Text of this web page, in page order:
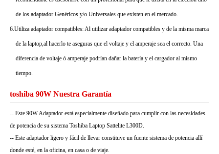
de los adaptador Genéricos y/o Universales que existen en el mercado.
6.Utiliza adaptador compatibles: Al utilizar adaptador compatibles y de la misma marca
de la laptop,al hacerlo te aseguras que el voltaje y el amperaje sea el correcto. Una
diferencia de voltaje ó amperaje podrían dañar la batería y el cargador al mismo
tiempo.
toshiba 90W Nuestra Garantía
-- Este 90W Adaptador está especialmente diseñado para cumplir con las necesidades
de potencia de su sistema Toshiba Laptop Sattelite L300D.
-- Este adaptador ligero y fácil de llevar constituye un fuente sistema de potencia allí
donde esté, en la oficina, en casa o de viaje.